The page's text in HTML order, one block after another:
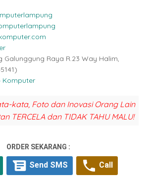
Galunggung Raya R.23 Way Halim,
Komputer
kata, Foto dan Inovasi Orang Lain
TERCELA dan TIDAK TAHU MALU!
ORDER SEKARANG :
Send SMS Call